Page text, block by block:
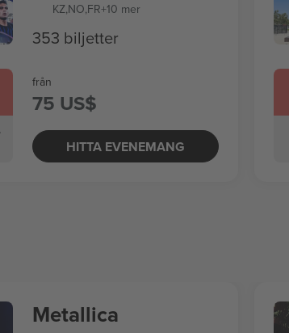
KZ,NO,FR+10 mer
353 biljetter
från
75 US$
HITTA EVENEMANG
Metallica